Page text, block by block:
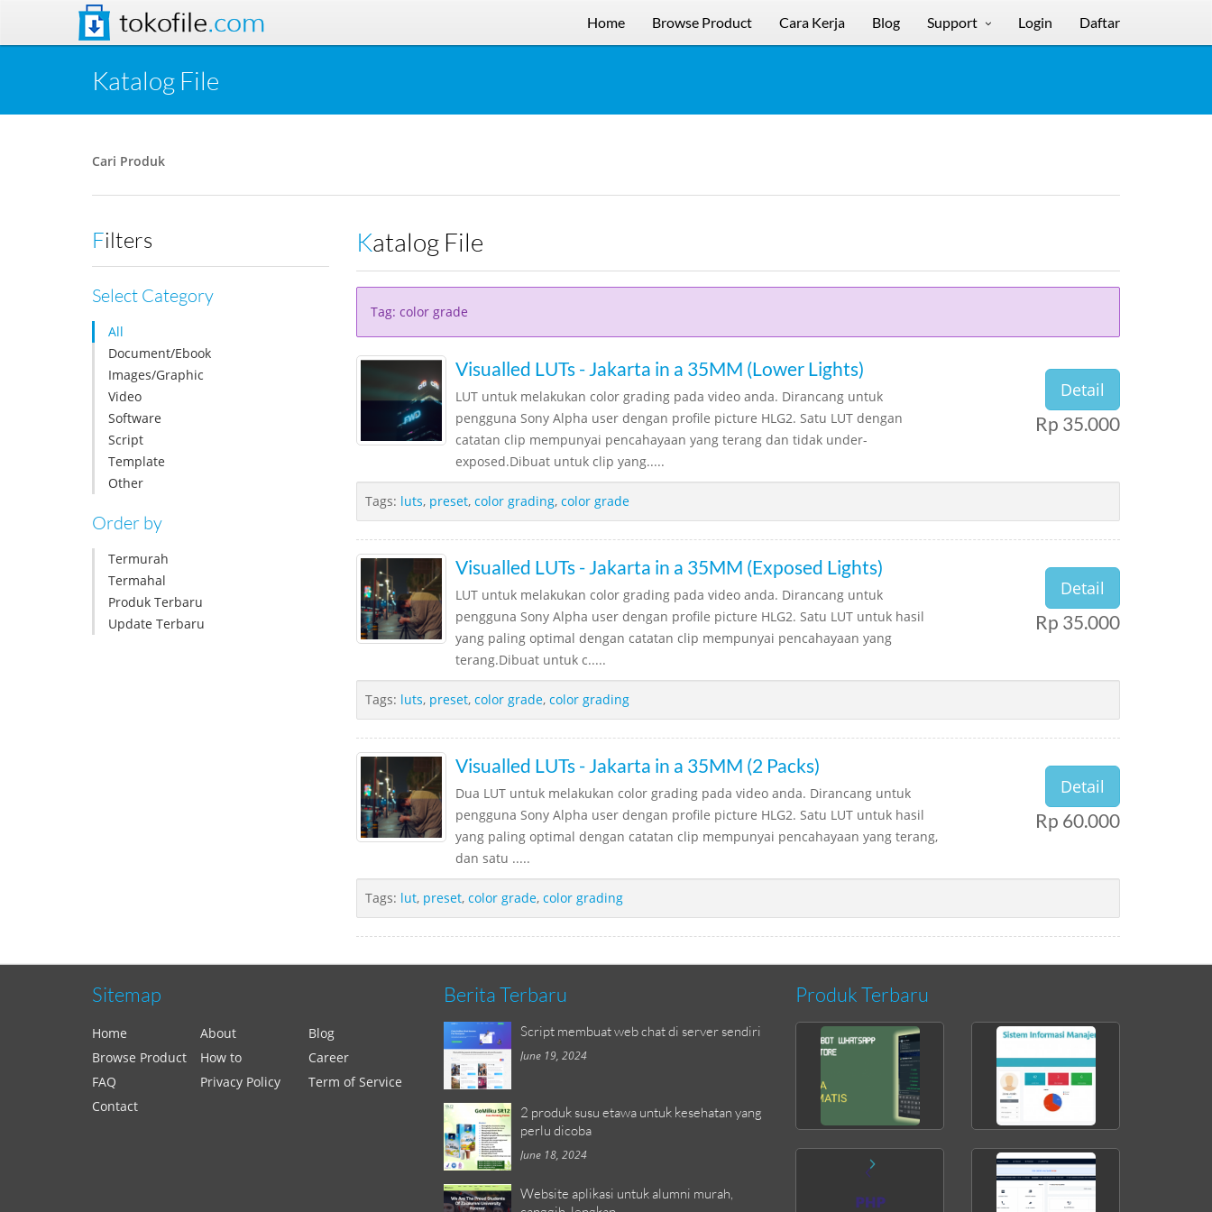
tokofile.com Home Browse Product Cara Kerja Blog Support Login Daftar
Katalog File
Cari Produk
Filters
Select Category
All
Document/Ebook
Images/Graphic
Video
Software
Script
Template
Other
Order by
Termurah
Termahal
Produk Terbaru
Update Terbaru
Katalog File
Tag: color grade
Visualled LUTs - Jakarta in a 35MM (Lower Lights)
LUT untuk melakukan color grading pada video anda. Dirancang untuk
pengguna Sony Alpha user dengan profile picture HLG2. Satu LUT dengan
catatan clip mempunyai pencahayaan yang terang dan tidak under-
exposed.Dibuat untuk clip yang.....
Detail
Rp 35.000
Tags: luts, preset, color grading, color grade
Visualled LUTs - Jakarta in a 35MM (Exposed Lights)
LUT untuk melakukan color grading pada video anda. Dirancang untuk
pengguna Sony Alpha user dengan profile picture HLG2. Satu LUT untuk hasil
yang paling optimal dengan catatan clip mempunyai pencahayaan yang
terang.Dibuat untuk c.....
Detail
Rp 35.000
Tags: luts, preset, color grade, color grading
Visualled LUTs - Jakarta in a 35MM (2 Packs)
Dua LUT untuk melakukan color grading pada video anda. Dirancang untuk
pengguna Sony Alpha user dengan profile picture HLG2. Satu LUT untuk hasil
yang paling optimal dengan catatan clip mempunyai pencahayaan yang terang,
dan satu .....
Detail
Rp 60.000
Tags: lut, preset, color grade, color grading
Sitemap
Home About
Blog
Browse Product
How to
Career
FAQ
Privacy Policy
Term of Service
Contact
Berita Terbaru
Script membuat web chat di server sendiri
June 19, 2024
2 produk susu etawa untuk kesehatan yang
perlu dicoba
June 18, 2024
Website aplikasi untuk alumni murah,
Produk Terbaru